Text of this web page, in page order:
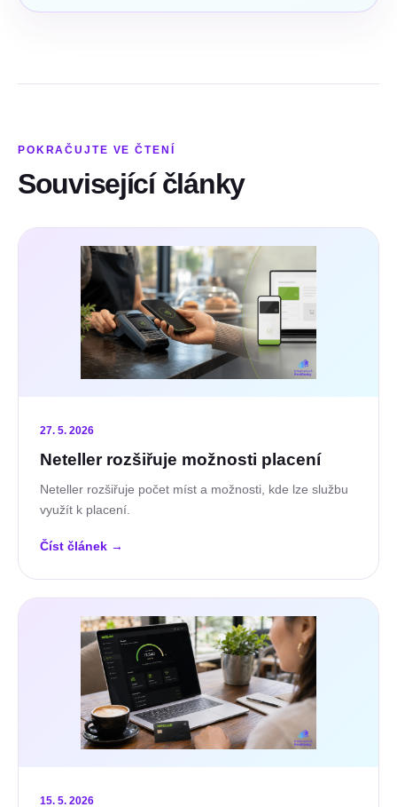
POKRAČUJTE VE ČTENÍ
Související články
27. 5. 2026
Neteller rozšiřuje možnosti placení
Neteller rozšiřuje počet míst a možnosti, kde lze službu
využít k placení.
Číst článek →
15. 5. 2026